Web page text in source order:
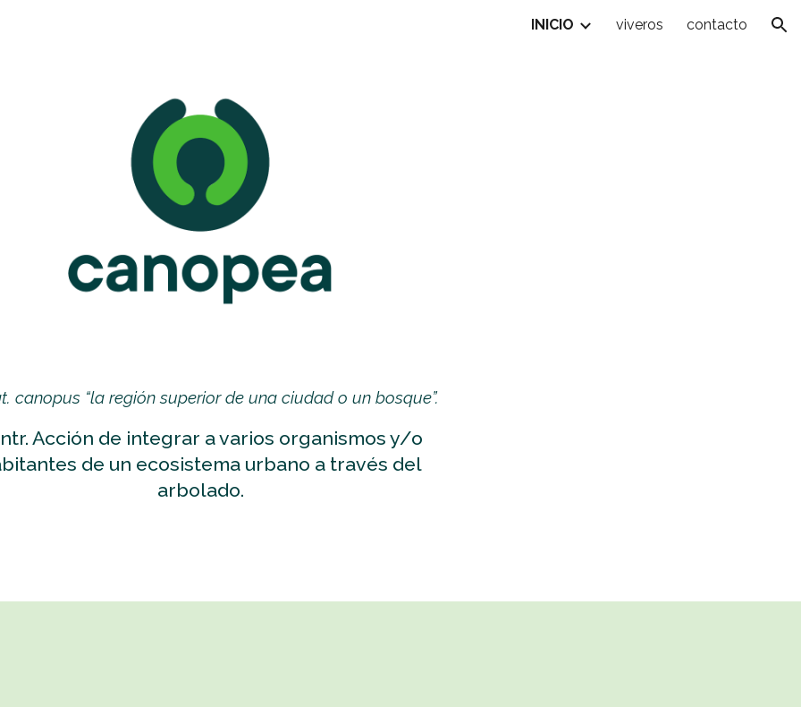
INICIO viveros contacto
canopus “la región superior de una ciudad o un bosque”.
Acción de integrar a varios organismos y/o
de un ecosistema urbano a través del
arbolado.